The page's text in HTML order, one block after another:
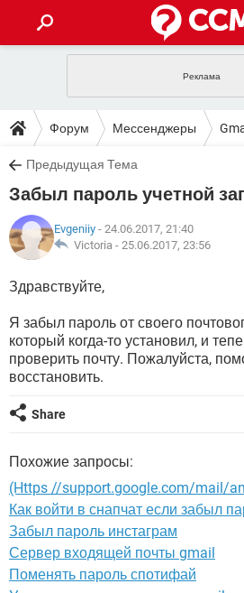
INSTAGRAM
ИГРЫ
ВКОНТАКТЕ
GOOGLE
ПОЛЕЗНЫЕ СОВЕТЫ
TIKTOK
WINDOWS 10
ЗАГРУЗКИ
TIKTOK
WHATSAPP
FACEBOOK
WINDOWS 10
ВИДЕО
YANDEX
TIKTOK
WINDOWS 10
ВИДЕО
ЭНЦИКЛОПЕДИЯ
TIKTOK
WHATSAPP
FACEBOOK
WINDOWS 10
ВИДЕО
Форум Мессенджеры
Предыдущая Тема
Забыл пароль учетной
Evgeniiy - 24.06.2017, 21:40
Victoria - 25.06.2017, 23:56
Здравствуйте,
Я забыл пароль от своего
который когда-то установил, и
проверить почту. Пожалуйста,
восстановить.
Share
Похожие запросы:
(Https //support.google.com/mail/
Как войти в снапчат если забыл
Забыл пароль инстаграм
Сервер входящей почты gmail
Поменять пароль спотифай